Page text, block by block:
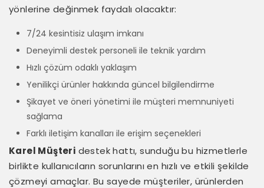
yönlerine değinmek faydalı olacaktır:
7/24 kesintisiz ulaşım imkanı
Deneyimli destek personeli ile teknik yardım
Hızlı çözüm odaklı yaklaşım
Yenilikçi ürünler hakkında güncel bilgilendirme
Şikayet ve öneri yönetimi ile müşteri memnuniyeti
sağlama
Farklı iletişim kanalları ile erişim seçenekleri
Karel Müşteri destek hattı, sunduğu bu hizmetlerle
birlikte kullanıcıların sorunlarını en hızlı ve etkili şekilde
çözmeyi amaçlar. Bu sayede müşteriler, ürünlerden